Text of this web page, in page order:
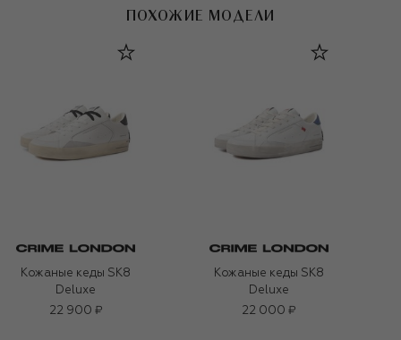
ПОХОЖИЕ МОДЕЛИ
Кожаные кеды SK8
Deluxe
22 900 ₽
Кожаные кеды SK8
Deluxe
22 000 ₽